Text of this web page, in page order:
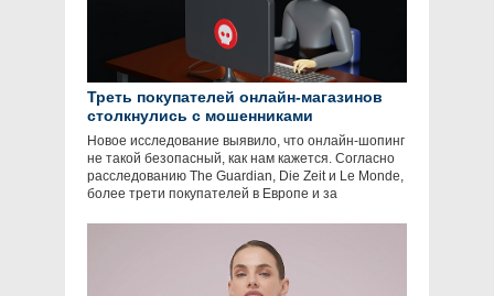
Треть покупателей онлайн-магазинов
столкнулись с мошенниками
Новое исследование выявило, что онлайн-шопинг
не такой безопасный, как нам кажется. Согласно
расследованию The Guardian, Die Zeit и Le Monde,
более трети покупателей в Европе и за